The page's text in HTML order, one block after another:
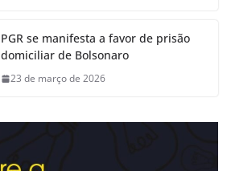
PGR se manifesta a favor de prisão
domiciliar de Bolsonaro
23 de março de 2026